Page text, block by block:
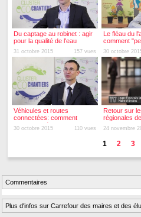
Du captage au robinet : agir
pour la qualité de l'eau
potable
31 octobre 2015 157 vues
Le fléau du
comment
"agir local"?
30 octobre
Véhicules et routes
connectées: comment
relever le défi ?
30 octobre 2015 110 vues
Retour sur
régionales de
24 novembre
1 2 3
Commentaires
Plus d'infos sur Carrefour des maires et des